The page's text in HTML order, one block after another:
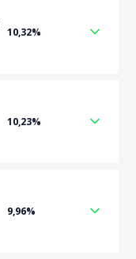
10,32%
10,23%
9,96%